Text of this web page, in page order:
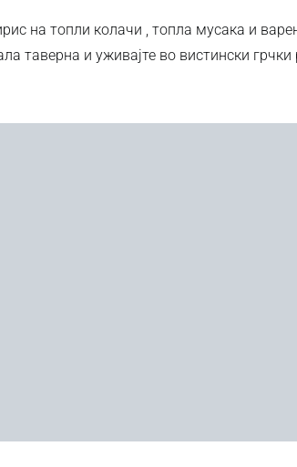
на топли колачи , топла мусака и
таверна и уживајте во вистински грчки